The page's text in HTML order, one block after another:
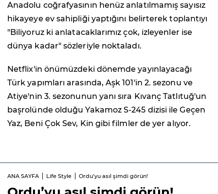
Anadolu coğrafyasının henüz anlatılmamış sayısız
hikayeye ev sahipliği yaptığını belirterek toplantıyı
"Biliyoruz ki anlatacaklarımız çok, izleyenler ise
dünya kadar" sözleriyle noktaladı.
Netflix'in önümüzdeki dönemde yayınlayacağı
Türk yapımları arasında, Aşk 101'in 2. sezonu ve
Atiye'nin 3. sezonunun yanı sıra Kıvanç Tatlıtuğ'un
başrolünde olduğu Yakamoz S-245 dizisi ile Geçen
Yaz, Beni Çok Sev, Kin gibi filmler de yer alıyor.
ANA SAYFA Life Style Ordu’yu asıl şimdi görün!